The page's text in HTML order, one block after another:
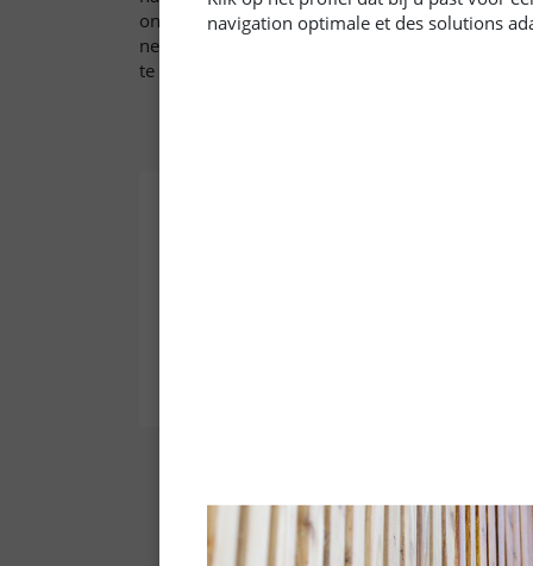
onderhoudsolie om het te beschermen tegen
nestelen. Onze sterk impregnerende
te bieden.
navigation optimale et des solutions
Regelmatige reiniging van alle
geoliede parketvloeren